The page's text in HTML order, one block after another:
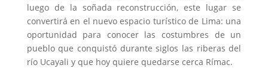
luego de la soñada reconstrucción, este lugar se
convertirá en el nuevo espacio turístico de Lima: una
oportunidad para conocer las costumbres de un
pueblo que conquistó durante siglos las riberas del
río Ucayali y que hoy quiere quedarse cerca Rímac.